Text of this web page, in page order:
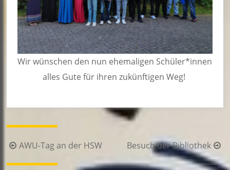
Wir wünschen den nun ehemaligen Schüler*innen
alles Gute für ihren zukünftigen Weg!
Beitragsnavigation
AWU-Tag an der HSW Besuch der Bibliothek